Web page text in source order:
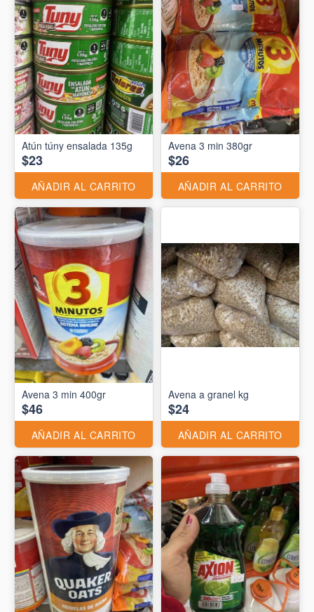
Atún túny ensalada 135g
$23
AÑADIR AL CARRITO
Avena 3 min 380gr
$26
AÑADIR AL CARRITO
Avena 3 min 400gr
$46
AÑADIR AL CARRITO
Avena a granel kg
$24
AÑADIR AL CARRITO